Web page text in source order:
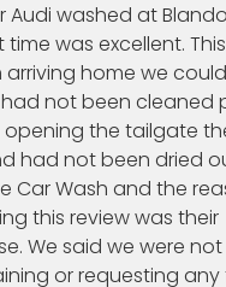
Audi washed at
time was excellent.
arriving home we
not been cleaned
opening the tailgate
had not been dried
Car Wash and the
this review was their
We said we were not
or requesting any